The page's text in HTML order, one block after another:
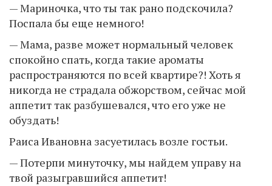
— Мариночка, что ты так рано подскочила?
Поспала бы еще немного!
— Мама, разве может нормальный человек
спокойно спать, когда такие ароматы
распространяются по всей квартире?! Хоть я
никогда не страдала обжорством, сейчас мой
аппетит так разбушевался, что его уже не
обуздать!
Раиса Ивановна засуетилась возле гостьи.
— Потерпи минуточку, мы найдем управу на
твой разыгравшийся аппетит!